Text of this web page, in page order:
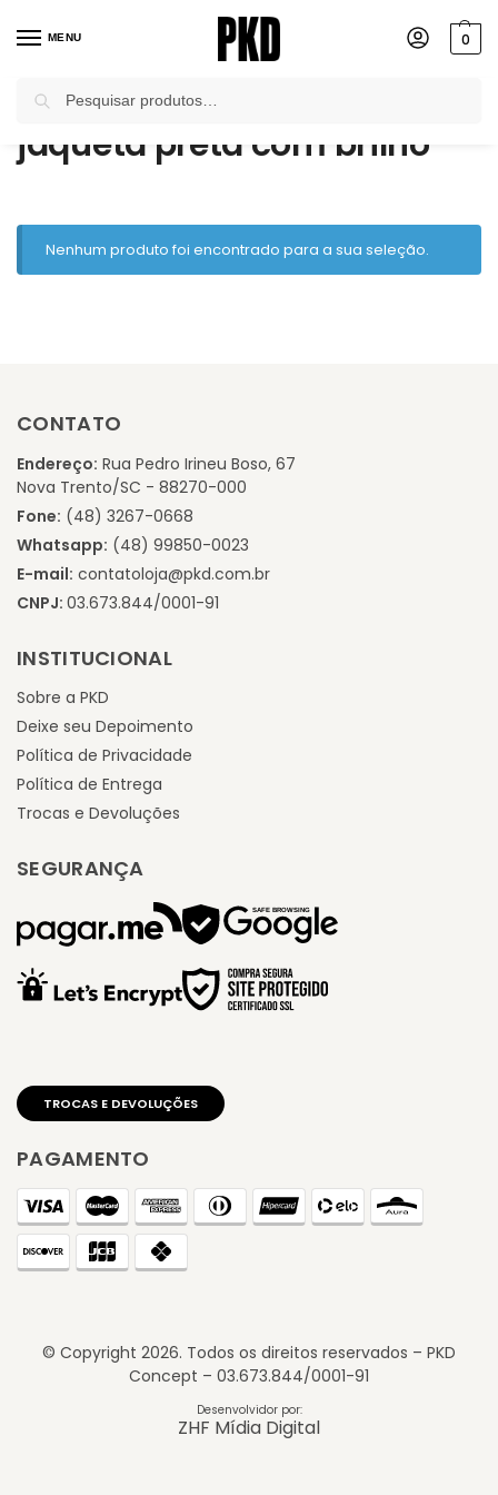
MENU 0
Início / Produtos marcados com a tag “jaqueta preta com brilho”
jaqueta preta com brilho
Nenhum produto foi encontrado para a sua seleção.
CONTATO
Endereço: Rua Pedro Irineu Boso, 67
Nova Trento/SC - 88270-000
Fone: (48) 3267-0668
Whatsapp: (48) 99850-0023
E-mail: contatoloja@pkd.com.br
CNPJ: 03.673.844/0001-91
INSTITUCIONAL
Sobre a PKD
Deixe seu Depoimento
Política de Privacidade
Política de Entrega
Trocas e Devoluções
SEGURANÇA
TROCAS E DEVOLUÇÕES
PAGAMENTO
© Copyright 2026. Todos os direitos reservados – PKD
Concept – 03.673.844/0001-91
Desenvolvidor por:
ZHF Mídia Digital